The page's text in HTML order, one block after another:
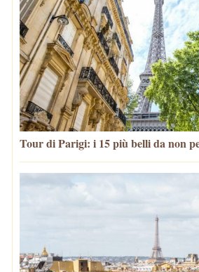
Tour di Parigi: i 15 più belli da non